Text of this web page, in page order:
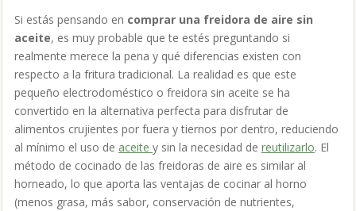
Si estás pensando en comprar una freidora de aire sin
aceite, es muy probable que te estés preguntando si
realmente merece la pena y qué diferencias existen con
respecto a la fritura tradicional. La realidad es que este
pequeño electrodoméstico o freidora sin aceite se ha
convertido en la alternativa perfecta para disfrutar de
alimentos crujientes por fuera y tiernos por dentro, reduciendo
al mínimo el uso de aceite y sin la necesidad de reutilizarlo. El
método de cocinado de las freidoras de aire es similar al
horneado, lo que aporta las ventajas de cocinar al horno
(menos grasa, más sabor, conservación de nutrientes,